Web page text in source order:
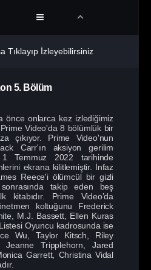
Tıklayıp İzleyebilirsiniz
5. Bölüm
önce onlarca kez izlediğimiz
Video'da 8 bölümlük bir
çıkıyor. Prime Video'nun
Carr'ın aksiyon gerilim
Temmuz 2022 tarihinde
ekrana kilitlemiştir. İnfaz
Reece'i ölümcül bir gizli
takip eden beş
kitabıdır. Prime Video’da
koltuğunu Frederick
M.J. Bassett, Ellen Kuras
Oyuncu kadrosunda ise
Wu, Taylor Kitsch, Riley
Tripplehorn, Jared
Garrett, Christina Vidal